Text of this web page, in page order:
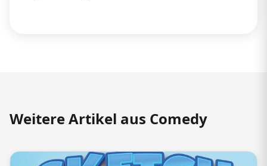
Weitere Artikel aus Comedy